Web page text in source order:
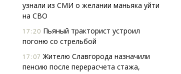
узнали из СМИ о желании маньяка уйти
на СВО
17:20 Пьяный тракторист устроил
погоню со стрельбой
17:07 Жителю Славгорода назначили
пенсию после перерасчета стажа,